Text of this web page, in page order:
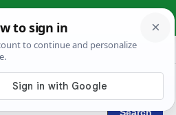
› praegrăvo
Conjugations latin